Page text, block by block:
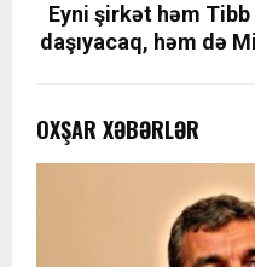
Eyni şirkət həm Tibb
daşıyacaq, həm də
OXŞAR XƏBƏRLƏR